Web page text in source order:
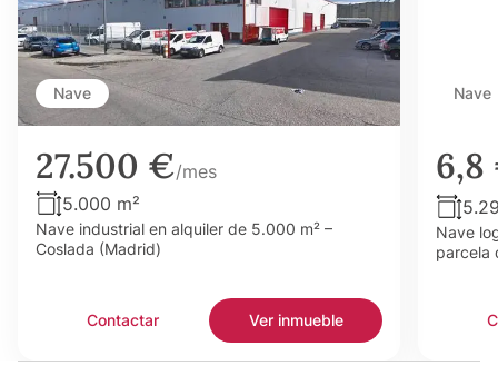
Nave
27.500 €/mes
5.000 m²
Nave industrial en alquiler de 5.000 m² –
Coslada (Madrid)
Contactar Ver inmueble
Nave
Nave
parcela